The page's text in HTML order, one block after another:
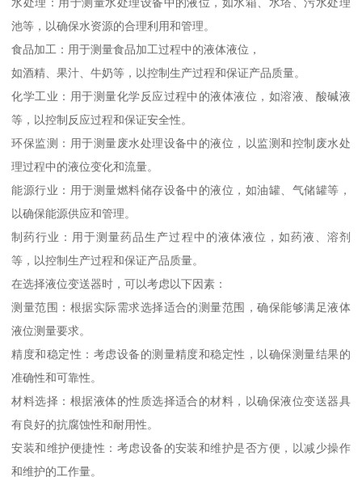
池等，以确保水资源的合理利用和管理。
食品加工：用于测量食品加工过程中的液体液位，
如酒精、果汁、牛奶等，以控制生产过程和保证产品质量。
化学工业：用于测量化学反应过程中的液体液位，如溶液、酸碱液
等，以控制反应过程和保证安全性。
环保监测：用于测量废水处理设备中的液位，以监测和控制废水处
理过程中的液位变化和流量。
能源行业：用于测量燃料储存设备中的液位，如油罐、气储罐等，
以确保能源供应和管理。
制药行业：用于测量药品生产过程中的液体液位，如药液、溶剂
等，以控制生产过程和保证产品质量。
在选择液位变送器时，可以考虑以下因素：
测量范围：根据实际需求选择适合的测量范围，确保能够满足液体
液位测量要求。
精度和稳定性：考虑设备的测量精度和稳定性，以确保测量结果的
准确性和可靠性。
材料选择：根据液体的性质选择适合的材料，以确保液位变送器具
有良好的抗腐蚀性和耐用性。
安装和维护便捷性：考虑设备的安装和维护是否方便，以减少操作
和维护的工作量。